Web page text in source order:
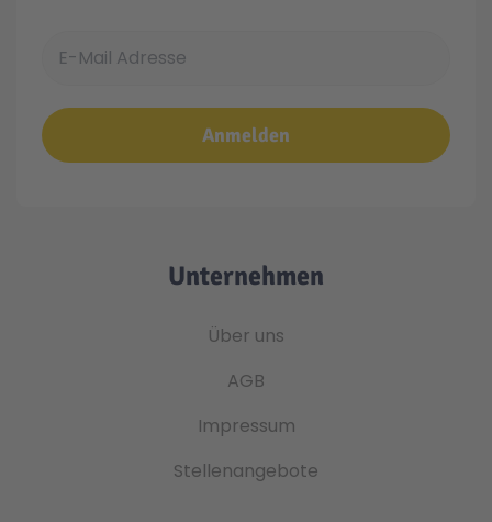
Anmelden
Unternehmen
Über uns
AGB
Impressum
Stellenangebote